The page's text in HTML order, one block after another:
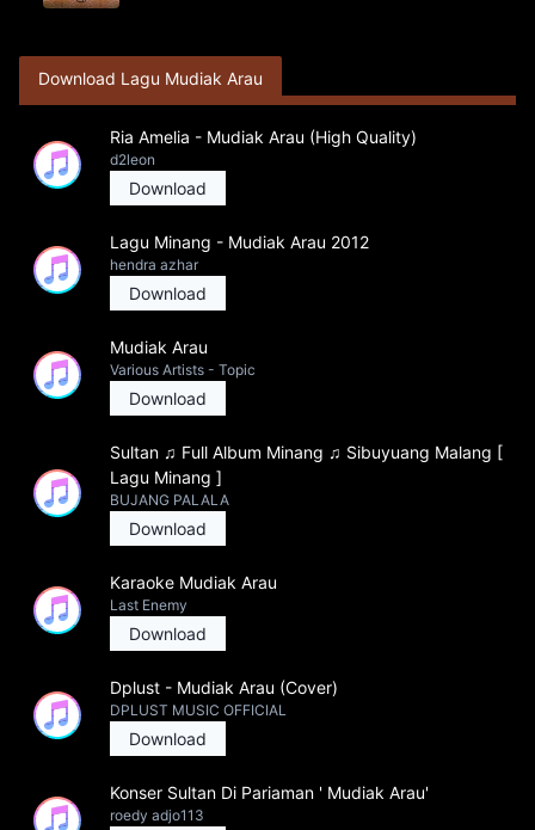
Download Lagu Mudiak Arau
Ria Amelia - Mudiak Arau (High Quality)
d2leon
Download
Lagu Minang - Mudiak Arau 2012
hendra azhar
Download
Mudiak Arau
Various Artists - Topic
Download
Sultan ♫ Full Album Minang ♫ Sibuyuang Malang [
Lagu Minang ]
BUJANG PALALA
Download
Karaoke Mudiak Arau
Last Enemy
Download
Dplust - Mudiak Arau (Cover)
DPLUST MUSIC OFFICIAL
Download
Konser Sultan Di Pariaman ' Mudiak Arau'
roedy adjo113